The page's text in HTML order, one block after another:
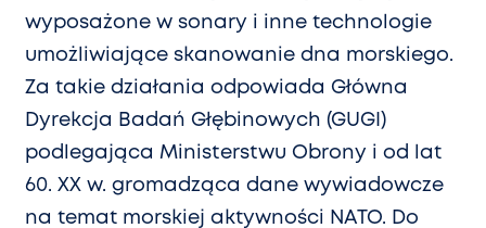
wyposażone w sonary i inne technologie
umożliwiające skanowanie dna morskiego.
Za takie działania odpowiada Główna
Dyrekcja Badań Głębinowych (GUGI)
podlegająca Ministerstwu Obrony i od lat
60. XX w. gromadząca dane wywiadowcze
na temat morskiej aktywności NATO. Do